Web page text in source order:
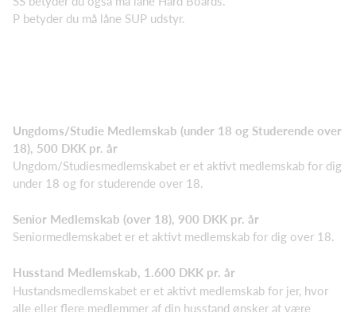
P betyder du må låne SUP udstyr.
Ungdoms/Studie Medlemskab (under 18 og Studerende over
18), 500 DKK pr. år
Ungdom/Studiesmedlemskabet er et aktivt medlemskab for dig
under 18 og for studerende over 18.
Senior Medlemskab (over 18), 900 DKK pr. år
Seniormedlemskabet er et aktivt medlemskab for dig over 18.
Husstand Medlemskab, 1.600 DKK pr. år
Hustandsmedlemskabet er et aktivt medlemskab for jer, hvor
alle eller flere medlemmer af din husstand ønsker at være